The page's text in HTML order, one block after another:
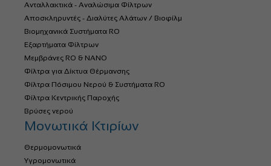
Ανταλλακτικά - Αναλώσιμα Φίλτρων
Αποσκληρυντές - Διαλύτες Αλάτων / Βιοφίλμ
Βιομηχανικά Συστήματα RO
Εξαρτήματα Φίλτρων
Μεμβράνες RO & NANO
Φίλτρα για Δίκτυα Θέρμανσης
Φίλτρα Πόσιμου Νερού & Συστήματα RO
Φίλτρα Κεντρικής Παροχής
Βρύσες νερού
Μονωτικά Κτιρίων
Θερμομονωτικά
Υγρομονωτικά